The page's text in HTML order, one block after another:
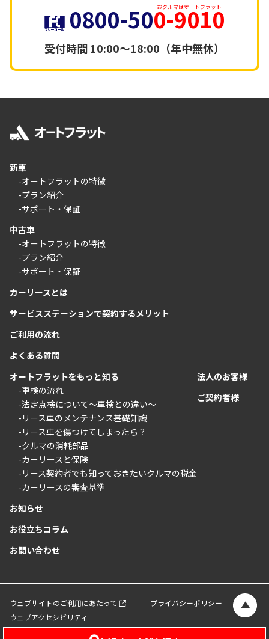
0800-500-9010
おクルマはオートフラット
受付時間10:00～18:00（年中無休）
新車
-オートフラットの特徴
-プラン紹介
-サポート・保証
中古車
-オートフラットの特徴
-プラン紹介
-サポート・保証
カーリースとは
サービスステーションで契約するメリット
ご利用の流れ
よくある質問
オートフラットをもっと知る
-車検の流れ
-法定点検について〜車検との違い〜
-リース車のメンテナンス基礎知識
-リース車を傷つけてしまったら？
-クルマの消耗部品
-カーリースと保険
-リース契約者でも知っておきたいクルマの税金
-カーリースの審査基準
お知らせ
お役立ちコラム
お問い合わせ
法人のお客様
ご契約者様
ウェブサイトのご利用にあたって
プライバシーポリシー
ウェブアクセシビリティ